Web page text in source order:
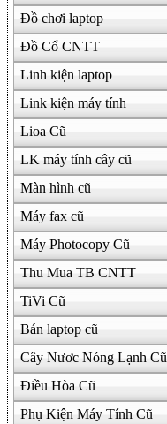
Đồ chơi laptop
Đồ Cổ CNTT
Linh kiện laptop
Link kiện máy tính
Lioa Cũ
LK máy tính cây cũ
Màn hình cũ
Máy fax cũ
Máy Photocopy Cũ
Thu Mua TB CNTT
TiVi Cũ
Bán laptop cũ
Cây Nươc Nóng Lạnh Cũ
Điều Hòa Cũ
Phụ Kiện Máy Tính Cũ